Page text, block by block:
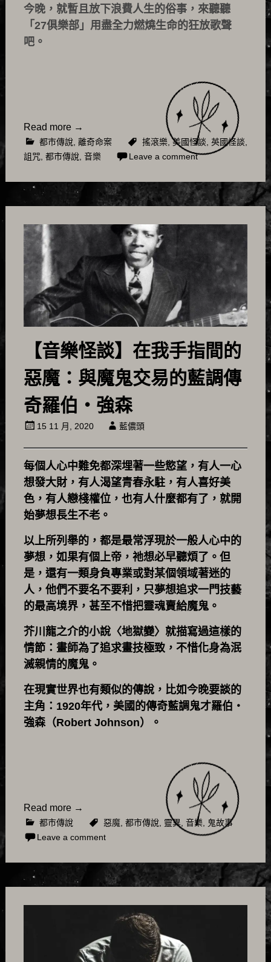
今晚，就暫且放下浪費人生的俗事，來聽聽
「27俱樂部」用盡全力燃燒生命的狂放歌聲
吧。
Read more →
都市傳說, 離奇命案 搖滾樂,美國怪談, 英國怪談,
詛咒, 都市傳說, 音樂 Leave a comment
【音樂怪談】在我手指間的
惡魔：與魔鬼交易的藍調傳
奇羅伯・強森
15 11 月, 2020 藍儂頭
每個人心中難免都深埋著一些慾望，有人一心
想發大財，有人渴望青春永駐，有人喜好美
色，有人戀棧權位，也有人什麼都有了，就開
始夢想長生不老。
以上所列舉的，都是最常浮現於一般人心中的
夢想，如果有個上帝，祂想必早聽煩了。但
是，還有一類身負專業或對某個領域著迷的
人，他們不要名不要利，只夢想追求一門技藝
的最高境界，甚至不惜把靈魂賣給魔鬼。
芥川龍之介的小說〈地獄變〉就描寫過這樣的
情節：畫師為了追求畫技極致，不惜化身為泯
滅親情的魔鬼。
在現實世界也有類似的傳說，比如今晚要談的
主角：1920年代，美國的傳奇藍調鬼才羅伯・
強森（Robert Johnson）。
Read more →
都市傳說 惡魔, 都市傳說, 靈異, 音樂,
鬼故事
Leave a comment